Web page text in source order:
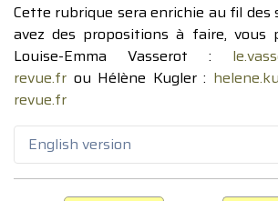
Cette rubrique sera enrichie au fil des
avez des propositions à faire, vous
Louise-Emma Vasserot :
revue.fr ou Hélène Kugler :
revue.fr
English version